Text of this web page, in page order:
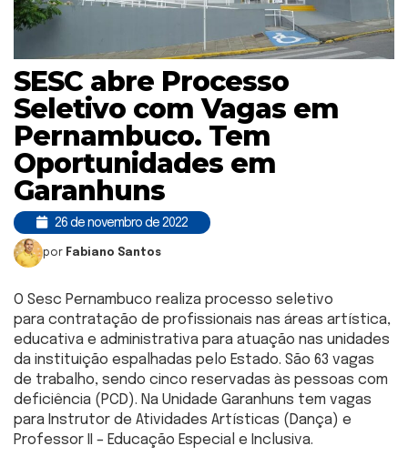
SESC abre Processo
Seletivo com Vagas em
Pernambuco. Tem
Oportunidades em
Garanhuns
26 de novembro de 2022
por Fabiano Santos
O Sesc Pernambuco realiza processo seletivo
para contratação de profissionais nas áreas artística,
educativa e administrativa para atuação nas unidades
da instituição espalhadas pelo Estado. São 63 vagas
de trabalho, sendo cinco reservadas às pessoas com
deficiência (PCD). Na Unidade Garanhuns tem vagas
para Instrutor de Atividades Artísticas (Dança) e
Professor II – Educação Especial e Inclusiva.